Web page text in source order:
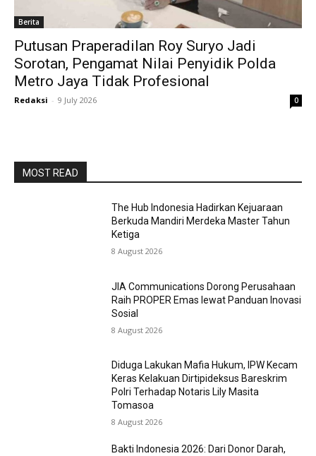
Berita
Putusan Praperadilan Roy Suryo Jadi
Sorotan, Pengamat Nilai Penyidik Polda
Metro Jaya Tidak Profesional
Redaksi - 9 July 2026 0
MOST READ
The Hub Indonesia Hadirkan Kejuaraan
Berkuda Mandiri Merdeka Master Tahun
Ketiga
8 August 2026
JIA Communications Dorong Perusahaan
Raih PROPER Emas lewat Panduan Inovasi
Sosial
8 August 2026
Diduga Lakukan Mafia Hukum, IPW Kecam
Keras Kelakuan Dirtipideksus Bareskrim
Polri Terhadap Notaris Lily Masita
Tomasoa
8 August 2026
Bakti Indonesia 2026: Dari Donor Darah,